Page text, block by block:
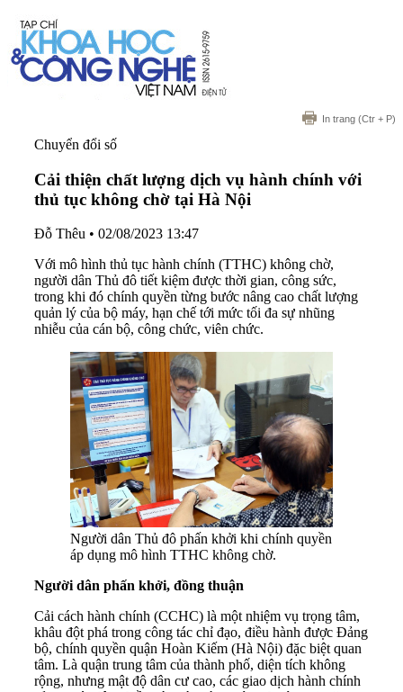
In trang (Ctr + P)
Chuyển đổi số
Cải thiện chất lượng dịch vụ hành chính với
thủ tục không chờ tại Hà Nội
Đỗ Thêu • 02/08/2023 13:47
Với mô hình thủ tục hành chính (TTHC) không chờ,
người dân Thủ đô tiết kiệm được thời gian, công sức,
trong khi đó chính quyền từng bước nâng cao chất lượng
quản lý của bộ máy, hạn chế tới mức tối đa sự nhũng
nhiễu của cán bộ, công chức, viên chức.
Người dân Thủ đô phấn khởi khi chính quyền
áp dụng mô hình TTHC không chờ.
Người dân phấn khởi, đồng thuận
Cải cách hành chính (CCHC) là một nhiệm vụ trọng tâm,
khâu đột phá trong công tác chỉ đạo, điều hành được Đảng
bộ, chính quyền quận Hoàn Kiếm (Hà Nội) đặc biệt quan
tâm. Là quận trung tâm của thành phố, diện tích không
rộng, nhưng mật độ dân cư cao, các giao dịch hành chính